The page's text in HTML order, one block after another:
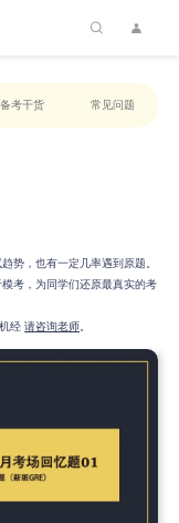
备考干货 常见问题
势，也有一定几率遇到原题。
考，为同学们还原最真实的考
经请咨询老师